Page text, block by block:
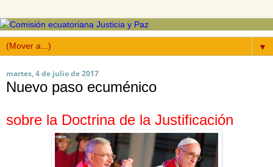
▼
martes, 4 de julio de 2017
Nuevo paso ecuménico
sobre la Doctrina de la Justificación